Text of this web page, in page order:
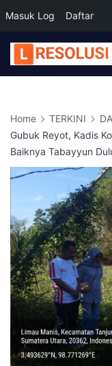
Masuk Log Daftar
Skip
to
Home TERKINI
Gubuk Reyot, Kadis
Baiknya Tabayyun